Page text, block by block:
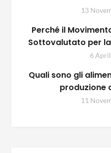
13
Perché il
Sottovalutato per
6
Quali sono gli
produzione
11